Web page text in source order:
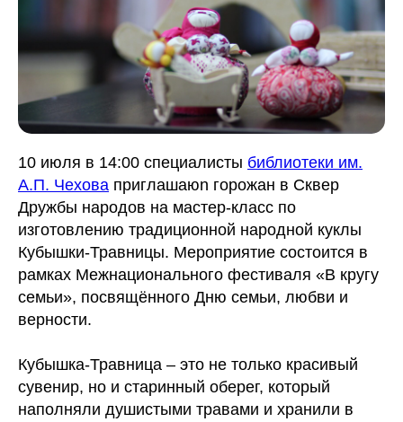
10 июля в 14:00 специалисты библиотеки им.
А.П. Чехова приглашаюn горожан в Сквер
Дружбы народов на мастер-класс по
изготовлению традиционной народной куклы
Кубышки-Травницы. Мероприятие состоится в
рамках Межнационального фестиваля «В кругу
семьи», посвящённого Дню семьи, любви и
верности.
Кубышка-Травница – это не только красивый
сувенир, но и старинный оберег, который
наполняли душистыми травами и хранили в